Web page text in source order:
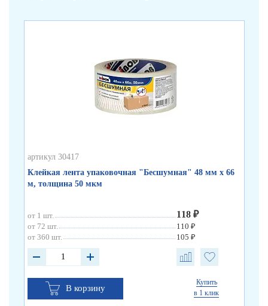
артикул 30417
Клейкая лента упаковочная "Бесшумная" 48 мм х 66
м, толщина 50 мкм
от 1 шт. 118 ₽
от 72 шт.
110 ₽
от 360 шт.
105 ₽
В корзину
Купить
в 1 клик